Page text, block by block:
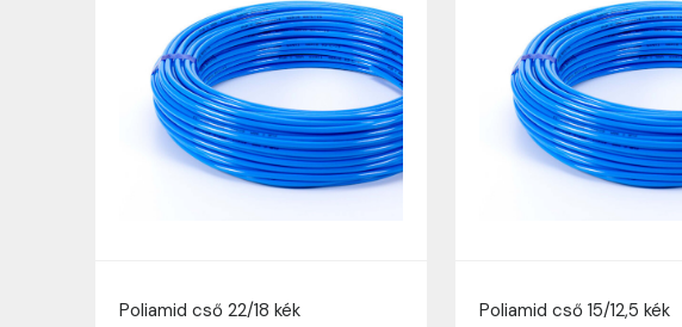
Poliamid cső 22/18 kék Poliamid cső 15/12,5 kék